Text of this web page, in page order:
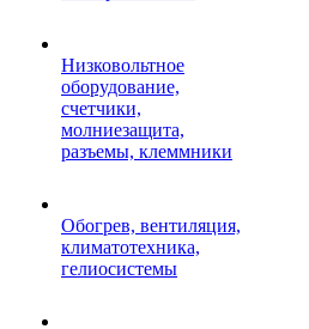
Низковольтное
оборудование,
счетчики,
молниезащита,
разъемы, клеммники
Обогрев, вентиляция,
климатотехника,
гелиосистемы